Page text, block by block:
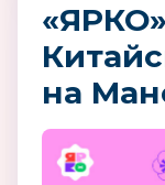
на